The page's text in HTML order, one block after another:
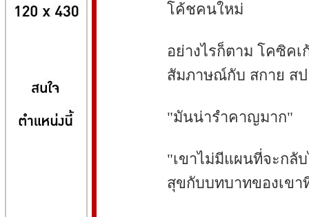
โค้ชคนใหม่
อย่างไรก็ตาม โคซิค
สัมภาษณ์กับ สกาย ส
"มันน่ารำคาญมาก"
"เขาไม่มีแผนที่จะกลั
สุขกับบทบาทของเขา